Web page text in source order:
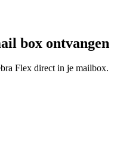
box ontvangen
Flex direct in je mailbox.